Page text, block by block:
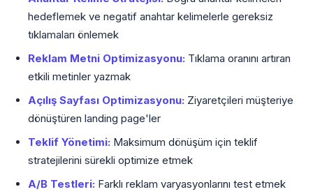
hedeflemek ve negatif anahtar kelimelerle gereksiz
tıklamaları önlemek
Reklam Metni Optimizasyonu: Tıklama oranını artıran
etkili metinler yazmak
Açılış Sayfası Optimizasyonu: Ziyaretçileri müşteriye
dönüştüren landing page'ler
Teklif Yönetimi: Maksimum dönüşüm için teklif
stratejilerini sürekli optimize etmek
A/B Testleri: Farklı reklam varyasyonlarını test etmek